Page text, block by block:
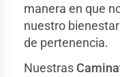
manera en que
nuestro
de pertenencia.
Nuestras